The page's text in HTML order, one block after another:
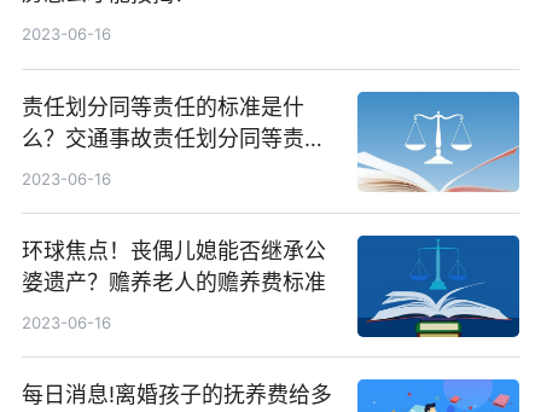
2023-06-16
责任划分同等责任的标准是什
么？交通事故责任划分同等责任
还可以更改吗？_环球快看
2023-06-16
环球焦点！丧偶儿媳能否继承公
婆遗产？赡养老人的赡养费标准
2023-06-16
每日消息!离婚孩子的抚养费给多